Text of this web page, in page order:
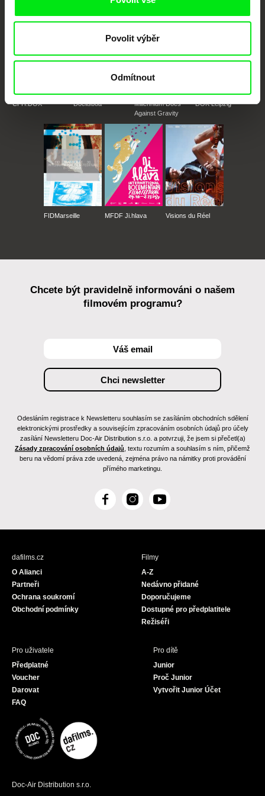
Povolit výběr
Odmítnout
CPH:DOX Doclisboa
Millennium Docs
Against Gravity
DOK Leipzig
FIDMarseille MFDF Ji.hlava Visions du Réel
Chcete být pravidelně informováni o našem
filmovém programu?
Odesláním registrace k Newsletteru souhlasím se zasíláním obchodních sdělení
elektronickými prostředky a souvisejícím zpracováním osobních údajů pro účely
zasílání Newsletteru Doc-Air Distribution s.r.o. a potvrzuji, že jsem si přečetl(a)
Zásady zpracování osobních údajů , textu rozumím a souhlasím s ním, přičemž
beru na vědomí práva zde uvedená, zejména právo na námitky proti provádění
přímého marketingu.
F
c
I
s
Y
u
dafilms.cz
O Alianci
Partneři
Ochrana soukromí
Obchodní podmínky
Filmy
A-Z
Nedávno přidané
Doporučujeme
Dostupné pro předplatitele
Režiséři
Pro uživatele
Předplatné
Voucher
Darovat
FAQ
Pro dítě
Junior
Proč Junior
Vytvořit Junior Účet
Doc-Air Distribution s.r.o.